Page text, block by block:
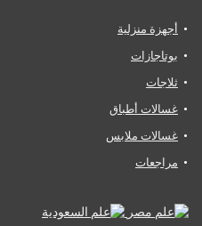
أجهزة منزلية
بوتاجازات
ثلاجات
غسالات أطباق
غسالات ملابس
مراجعات